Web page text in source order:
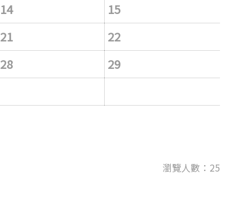
14
15
21
22
28
29
瀏覽人數：25